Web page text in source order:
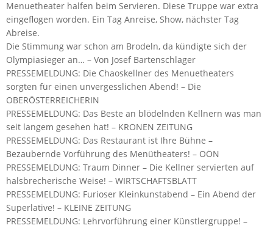
Menuetheater halfen beim Servieren. Diese Truppe war extra
eingeflogen worden. Ein Tag Anreise, Show, nächster Tag
Abreise.
Die Stimmung war schon am Brodeln, da kündigte sich der
Olympiasieger an… – Von Josef Bartenschlager
PRESSEMELDUNG: Die Chaoskellner des Menuetheaters
sorgten für einen unvergesslichen Abend! – Die
OBERÖSTERREICHERIN
PRESSEMELDUNG: Das Beste an blödelnden Kellnern was man
seit langem gesehen hat! – KRONEN ZEITUNG
PRESSEMELDUNG: Das Restaurant ist Ihre Bühne –
Bezaubernde Vorführung des Menütheaters! – OÖN
PRESSEMELDUNG: Traum Dinner – Die Kellner servierten auf
halsbrecherische Weise! – WIRTSCHAFTSBLATT
PRESSEMELDUNG: Furioser Kleinkunstabend – Ein Abend der
Superlative! – KLEINE ZEITUNG
PRESSEMELDUNG: Lehrvorführung einer Künstlergruppe! –